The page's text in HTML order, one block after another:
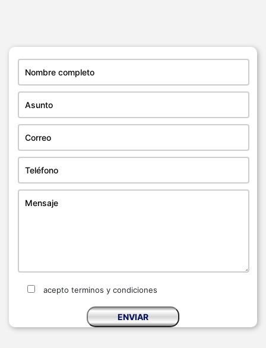
acepto terminos y condiciones